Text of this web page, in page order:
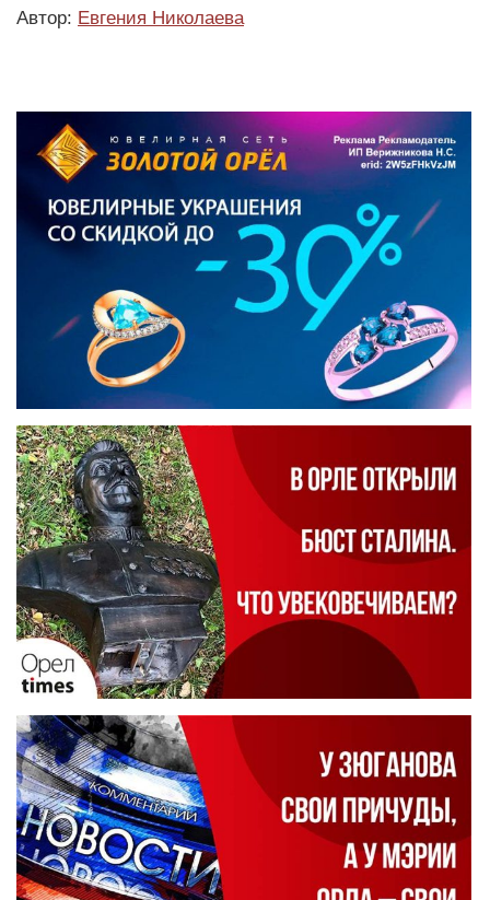
Автор: Евгения Николаева